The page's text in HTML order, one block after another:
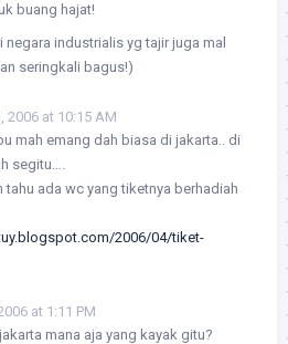
buang hajat!
negara industrialis yg tajir juga mal
seringkali bagus!)
2006 at 10:15 AM
mah emang dah biasa di jakarta.. di
segitu….
tahu ada wc yang tiketnya berhadiah
2006/04/tiket-
at 1:11 PM
mana aja yang kayak gitu?